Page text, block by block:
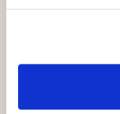
Frakttjänster
områden